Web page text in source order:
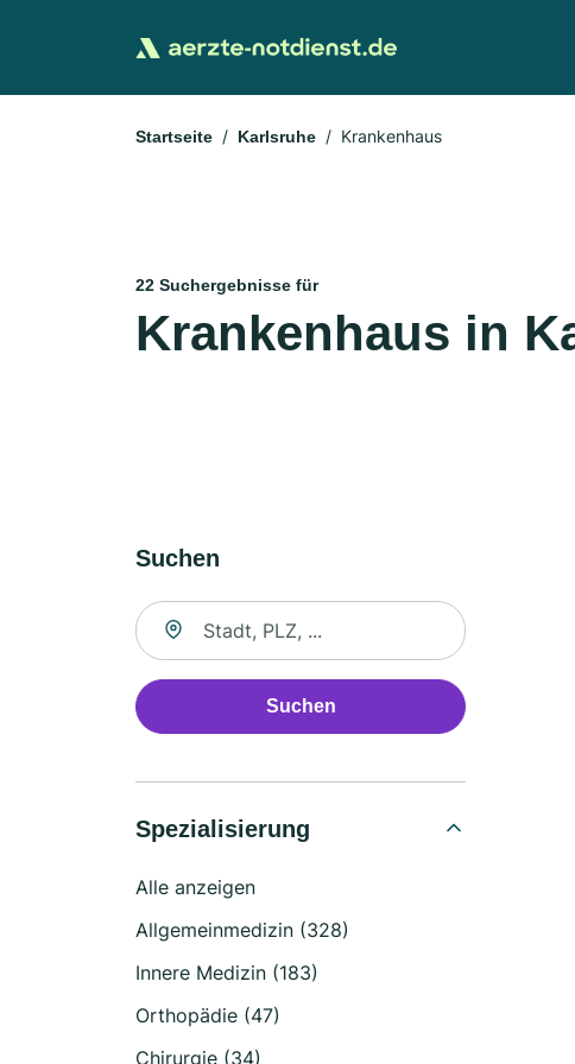
Startseite Karlsruhe Krankenhaus
22 Suchergebnisse für
Krankenhaus in
Suchen
Suche nach Ort
Suchen
Spezialisierung
Alle anzeigen
Allgemeinmedizin (328)
Innere Medizin (183)
Orthopädie (47)
Chirurgie (34)